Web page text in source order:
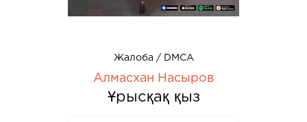
Жалоба / DMCA
Алмасхан Насыров
Ұрысқақ қыз